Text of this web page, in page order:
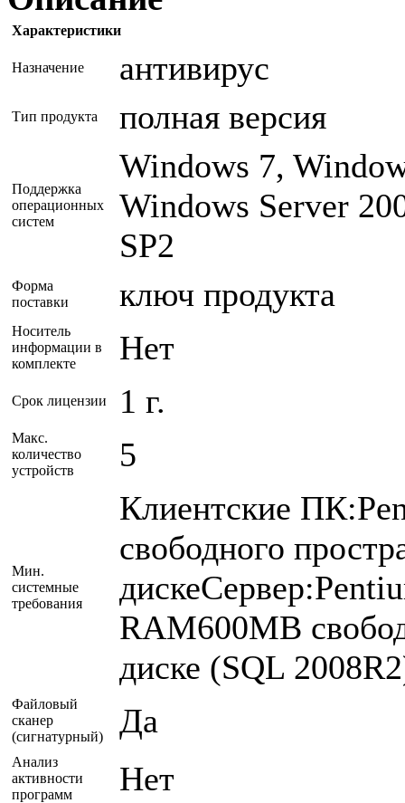
Характеристики
Назначение антивирус
Тип продукта полная версия
Поддержка
операционных
систем
Windows 7,
Windows Server
SP2
Форма
поставки
ключ продукта
Носитель
информации в
комплекте
Нет
Срок лицензии 1 г.
Макс.
количество
устройств
5
Мин.
системные
требования
Клиентские
свободного
RAM600MB
диске (SQL
Файловый
сканер
(сигнатурный)
Да
Анализ
активности
программ
Нет